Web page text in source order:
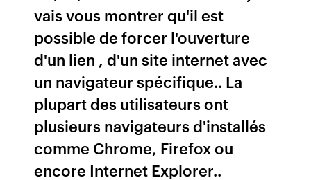
vais vous montrer qu'il est
possible de forcer l'ouverture
d'un lien , d'un site internet avec
un navigateur spécifique.. La
plupart des utilisateurs ont
plusieurs navigateurs d'installés
comme Chrome, Firefox ou
encore Internet Explorer..